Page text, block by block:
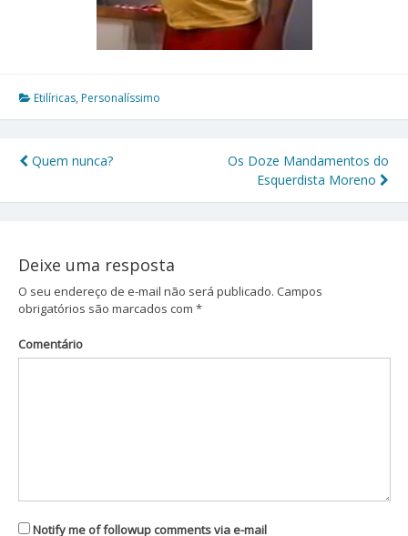
Etilíricas, Personalíssimo
de
Quem nunca?
Os Doze Mandamentos do
Esquerdista Moreno
Deixe uma resposta
O seu endereço de e-mail não será publicado. Campos
obrigatórios são marcados com *
Comentário
Notify me of followup comments via e-mail